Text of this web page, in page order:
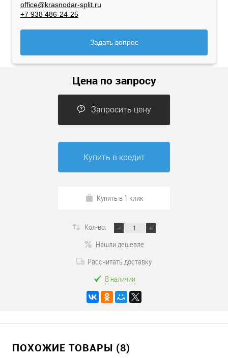
office@krasnodar-split.ru
+7 938 486-24-25
Задать вопрос
Цена по запросу
Запросить цену
Купить в кредит
Купить в 1 клик
Кол-во:
Нашли дешевле
Рассчитать доставку
В наличии
ПОХОЖИЕ ТОВАРЫ (8)